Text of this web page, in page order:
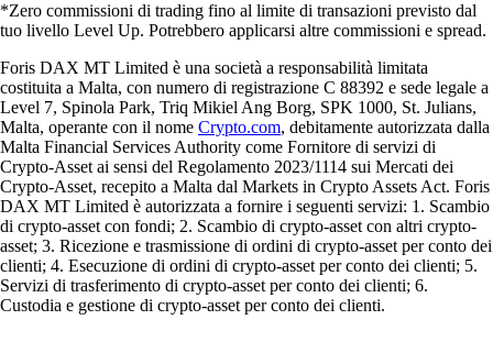
*Zero commissioni di trading fino al limite di transazioni previsto dal
tuo livello Level Up. Potrebbero applicarsi altre commissioni e spread.
Foris DAX MT Limited è una società a responsabilità limitata
costituita a Malta, con numero di registrazione C 88392 e sede legale a
Level 7, Spinola Park, Triq Mikiel Ang Borg, SPK 1000, St. Julians,
Malta, operante con il nome Crypto.com, debitamente autorizzata dalla
Malta Financial Services Authority come Fornitore di servizi di
Crypto-Asset ai sensi del Regolamento 2023/1114 sui Mercati dei
Crypto-Asset, recepito a Malta dal Markets in Crypto Assets Act. Foris
DAX MT Limited è autorizzata a fornire i seguenti servizi: 1. Scambio
di crypto-asset con fondi; 2. Scambio di crypto-asset con altri crypto-
asset; 3. Ricezione e trasmissione di ordini di crypto-asset per conto dei
clienti; 4. Esecuzione di ordini di crypto-asset per conto dei clienti; 5.
Servizi di trasferimento di crypto-asset per conto dei clienti; 6.
Custodia e gestione di crypto-asset per conto dei clienti.